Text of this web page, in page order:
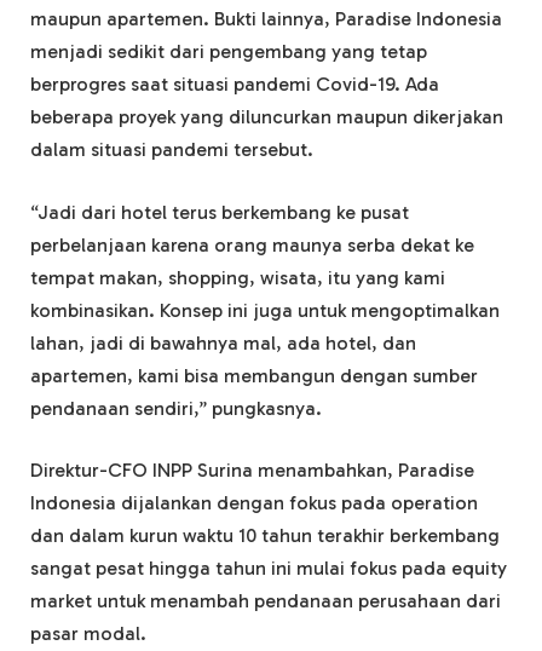
maupun apartemen. Bukti lainnya, Paradise Indonesia
menjadi sedikit dari pengembang yang tetap
berprogres saat situasi pandemi Covid-19. Ada
beberapa proyek yang diluncurkan maupun dikerjakan
dalam situasi pandemi tersebut.
“Jadi dari hotel terus berkembang ke pusat
perbelanjaan karena orang maunya serba dekat ke
tempat makan, shopping, wisata, itu yang kami
kombinasikan. Konsep ini juga untuk mengoptimalkan
lahan, jadi di bawahnya mal, ada hotel, dan
apartemen, kami bisa membangun dengan sumber
pendanaan sendiri,” pungkasnya.
Direktur-CFO INPP Surina menambahkan, Paradise
Indonesia dijalankan dengan fokus pada operation
dan dalam kurun waktu 10 tahun terakhir berkembang
sangat pesat hingga tahun ini mulai fokus pada equity
market untuk menambah pendanaan perusahaan dari
pasar modal.